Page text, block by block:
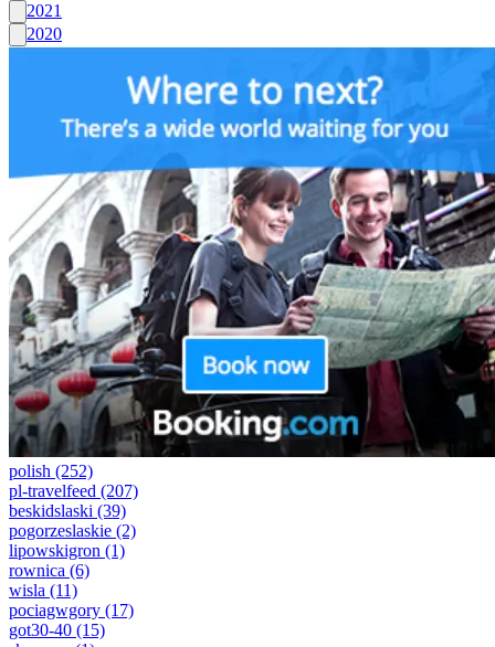
2021
2020
polish (252)
pl-travelfeed (207)
beskidslaski (39)
pogorzeslaskie (2)
lipowskigron (1)
rownica (6)
wisla (11)
pociagwgory (17)
got30-40 (15)